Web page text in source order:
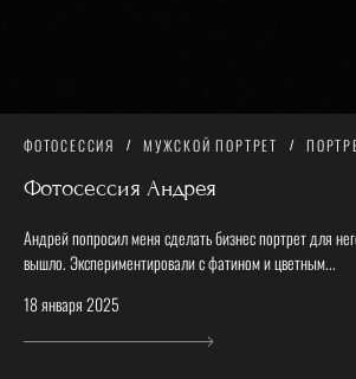
ФОТОСЕССИЯ МУЖСКОЙ ПОРТРЕТ
Фотосессия Андрея
Андрей попросил меня сделать бизнес портрет для
вышло. Экспериментировали с фатином и цветным...
18 января 2025